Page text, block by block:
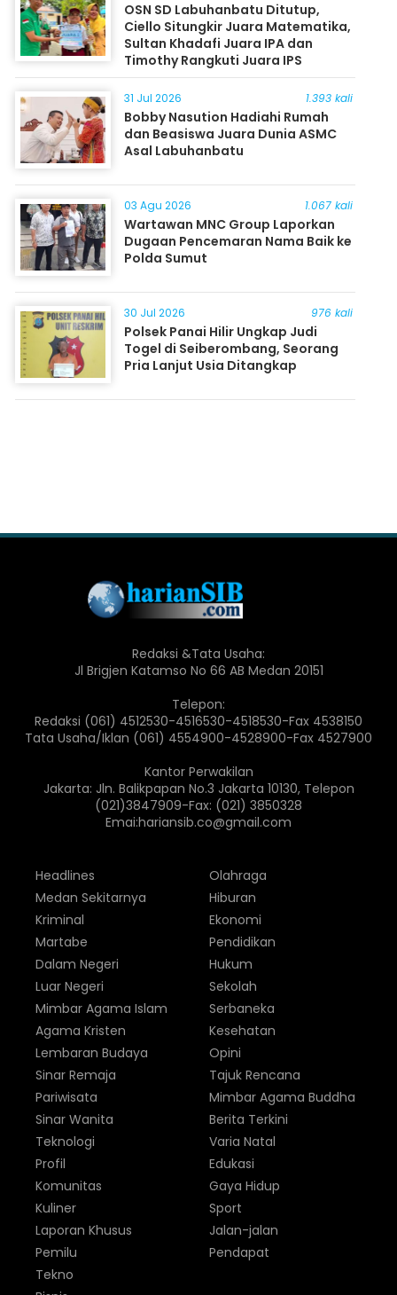
OSN SD Labuhanbatu Ditutup,
Ciello Situngkir Juara Matematika,
Sultan Khadafi Juara IPA dan
Timothy Rangkuti Juara IPS
31 Jul 2026 1.393 kali
Bobby Nasution Hadiahi Rumah
dan Beasiswa Juara Dunia ASMC
Asal Labuhanbatu
03 Agu 2026 1.067 kali
Wartawan MNC Group Laporkan
Dugaan Pencemaran Nama Baik ke
Polda Sumut
30 Jul 2026 976 kali
Polsek Panai Hilir Ungkap Judi
Togel di Seiberombang, Seorang
Pria Lanjut Usia Ditangkap
Redaksi &Tata Usaha:
Jl Brigjen Katamso No 66 AB Medan 20151
Telepon:
Redaksi (061) 4512530-4516530-4518530-Fax 4538150
Tata Usaha/Iklan (061) 4554900-4528900-Fax 4527900
Kantor Perwakilan
Jakarta: Jln. Balikpapan No.3 Jakarta 10130, Telepon
(021)3847909-Fax: (021) 3850328
Emai:hariansib.co@gmail.com
Headlines
Medan Sekitarnya
Kriminal
Martabe
Dalam Negeri
Luar Negeri
Olahraga
Hiburan
Ekonomi
Pendidikan
Hukum
Sekolah
Mimbar Agama Islam
Agama Kristen
Lembaran Budaya
Sinar Remaja
Pariwisata
Sinar Wanita
Serbaneka
Kesehatan
Opini
Tajuk Rencana
Mimbar Agama Buddha
Berita Terkini
Teknologi
Profil
Komunitas
Kuliner
Laporan Khusus
Pemilu
Varia Natal
Edukasi
Gaya Hidup
Sport
Jalan-jalan
Pendapat
Tekno